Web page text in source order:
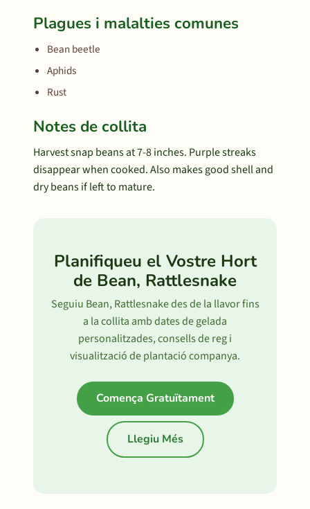
Plagues i malalties comunes
Bean beetle
Aphids
Rust
Notes de collita
Harvest snap beans at 7-8 inches. Purple streaks
disappear when cooked. Also makes good shell and
dry beans if left to mature.
Planifiqueu el Vostre Hort
de Bean, Rattlesnake
Seguiu Bean, Rattlesnake des de la llavor fins
a la collita amb dates de gelada
personalitzades, consells de reg i
visualització de plantació companya.
Comença Gratuïtament
Llegiu Més